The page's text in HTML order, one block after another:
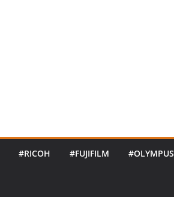
#RICOH #FUJIFILM #OLYMPUS